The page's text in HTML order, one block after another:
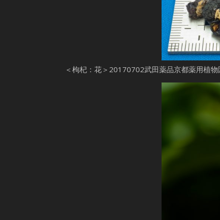
＜枸杞：花＞20170702武田薬品京都薬用植物